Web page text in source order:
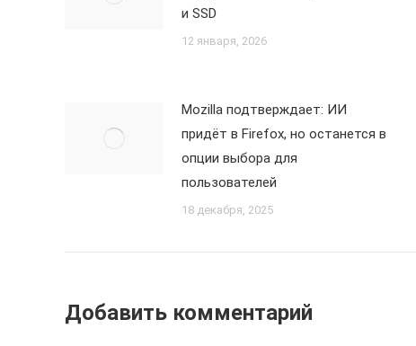
и SSD
12 января, 2026
Mozilla подтверждает: ИИ
придёт в Firefox, но останется в
опции выбора для
пользователей
18 декабря, 2025
Добавить комментарий